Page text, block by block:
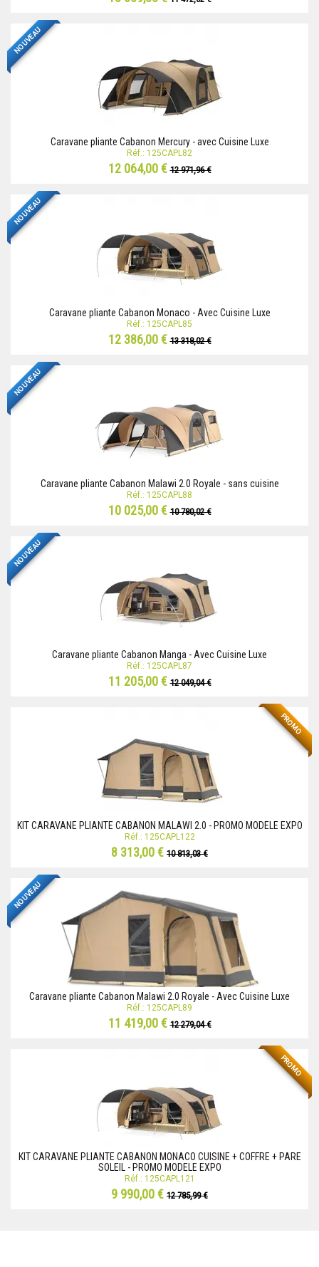
NOUVEAU
Caravane pliante Cabanon Mercury - avec Cuisine Luxe
Réf.: 125CAPL82
12 064,00 €12 971,96 €
NOUVEAU
Caravane pliante Cabanon Monaco - Avec Cuisine Luxe
Réf.: 125CAPL85
12 386,00 €13 318,02 €
NOUVEAU
Caravane pliante Cabanon Malawi 2.0 Royale - sans cuisine
Réf.: 125CAPL88
10 025,00 €10 780,02 €
NOUVEAU
Caravane pliante Cabanon Manga - Avec Cuisine Luxe
Réf.: 125CAPL87
11 205,00 €12 049,04 €
PROMO
KIT CARAVANE PLIANTE CABANON MALAWI 2.0 - PROMO MODELE EXPO
Réf.: 125CAPL122
8 313,00 € 10 813,03 €
NOUVEAU
Caravane pliante Cabanon Malawi 2.0 Royale - Avec Cuisine Luxe
Réf.: 125CAPL89
11 419,00 €12 279,04 €
PROMO
KIT CARAVANE PLIANTE CABANON MONACO CUISINE + COFFRE + PARE
SOLEIL - PROMO MODELE EXPO
Réf.: 125CAPL121
9 990,00 € 12 785,99 €